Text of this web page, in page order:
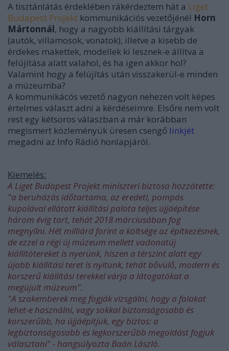
A tisztánlátás érdeklében rákérdeztem hát a Liget
Budapest Projekt kommunikációs vezetőjénél Horn
Mártonnál, hogy a nagyobb kiállítási tárgyak
(autók, villamosok, vonatok), illetve a kisebb de
érdekes makettek, modellek ki lesznek-e állítva a
felújítása alatt valahol, és ha igen akkor hol?
Valamint hogy a felújítás után visszakerül-e minden
a múzeumba?
A kommunikácós vezető nagyon nehezen volt képes
értelmes választ adni a kérdéseimre. Elsőre nem volt
rest egy kétsoros válaszban a már korábban
megismert közleményük üresen csengő linkjét
megadni az Info Rádió honlapjáról.
Kiemelés:
A Liget Budapest Projekt miniszteri biztosa hozzátette:
"a beruházás időtartama, az eredeti, pompás
kupolával ellátott kiállítási palota teljes újjáépítése
három évig tart, tehát 2018 márciusában fog
megnyílni. Hét milliárd forint a költsége az építkezésnek,
de ezzel a régi új múzeum mellett vadonatúj
kiállítótereket is nyerünk, hiszen a térszint alatt egy
újabb kiállítási teret is nyitunk, tehát bővülő, modern és
korszerű kiállítási terekkel várja a látogatókat a
megújult múzeum".
"A szakemberek meg fogják vizsgálni, hogy a falakat
lehet-e használni, vagy sokkal biztonságosabb és
korszerűbb, ha újjáépítjük, egy biztos: a
legbiztonságosabb és legkorszerűbb megoldást fogjuk
választani" - hangsúlyozta Baán László.